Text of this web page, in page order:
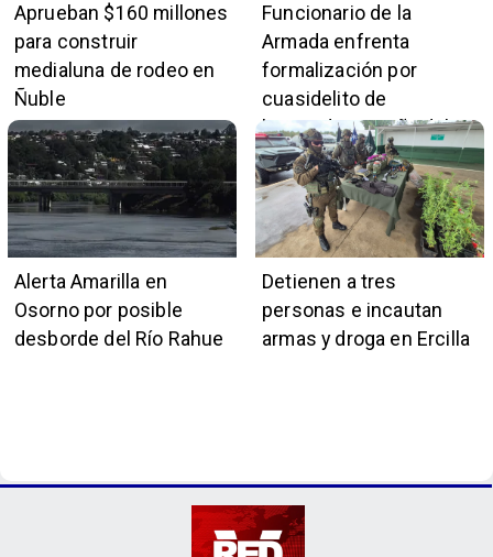
Aprueban $160 millones
para construir
medialuna de rodeo en
Ñuble
Funcionario de la
Armada enfrenta
formalización por
cuasidelito de
homicidio en Viña del
Mar
Alerta Amarilla en
Osorno por posible
desborde del Río Rahue
Detienen a tres
personas e incautan
armas y droga en Ercilla